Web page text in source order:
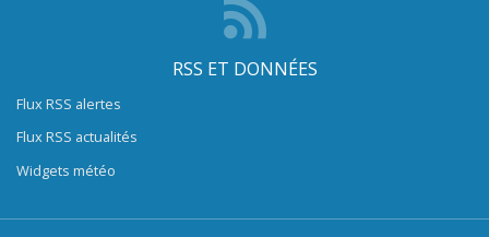
RSS ET DONNÉES
Flux RSS alertes
Flux RSS actualités
Widgets météo